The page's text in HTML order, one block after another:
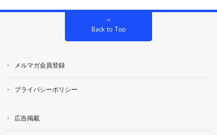
Back to Top
メルマガ会員登録
プライバシーポリシー
広告掲載